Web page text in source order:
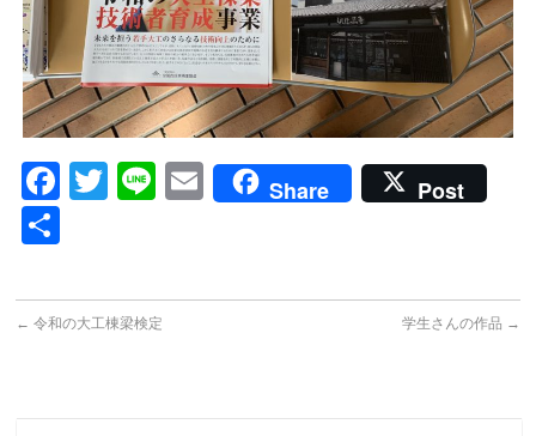
Facebook
Twitter
LineEmailShare Post
← 令和の大工棟梁検定 学生さんの作品 →